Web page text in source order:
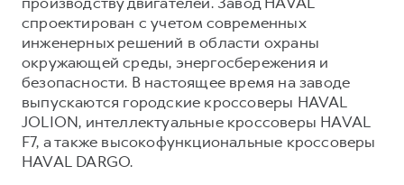
спроектирован с учетом современных
инженерных решений в области охраны
окружающей среды, энергосбережения и
безопасности. В настоящее время на заводе
выпускаются городские кроссоверы HAVAL
JOLION, интеллектуальные кроссоверы HAVAL
F7, а также высокофункциональные кроссоверы
HAVAL DARGO.